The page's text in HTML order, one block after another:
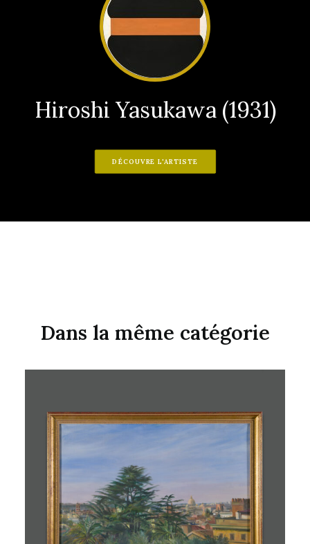
Hiroshi Yasukawa (1931)
DÉCOUVRE L'ARTISTE
Dans la même catégorie